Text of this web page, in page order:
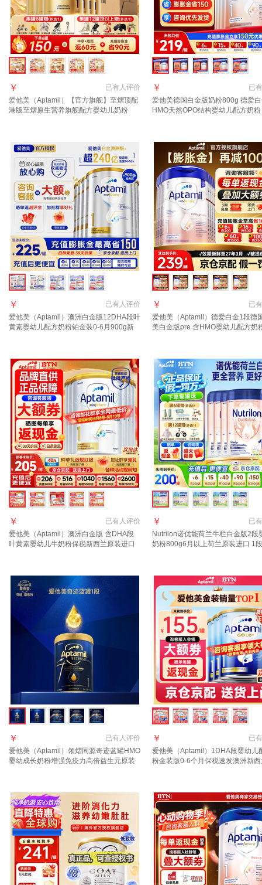
已有人评价
￥
爱他美（Aptamil）【官方旗舰】至熠顶配
港版至熠原生营养旗舰配方婴幼儿奶粉
已有
￥
爱他美德国白金版奶粉800g 德爱
HMO天然OPO结构婴幼儿配方奶
已有人评价
￥
爱他美（Aptamil）澳洲白金版12DHA段叶
黄素婴幼儿配方奶粉铂金装0-6月900g新
已有
￥
爱他美（Aptamil）德爱白金1段德
美白金版pre 含HMO婴幼儿配方奶
已有人评价
￥
爱他美（Aptamil）澳洲白金版 含DHA段
叶黄素婴幼儿牛奶粉保税新西兰原装进口
已有
￥
Nutrilon诺优能荷兰牛栏白金版2段
奶粉800g6月以上荷兰原装进口 1
已有人评价
￥
爱他美（Aptamil）领熠同源奇迹蓝罐HMO
婴幼成长奶粉增强免疫力高倍益生元原装
已有
￥
爱他美（Aptamil）1DHA段婴幼儿
粉金装版0-6个月保税速发澳洲新